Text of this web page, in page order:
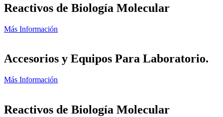
Reactivos de Biología Molecular
Más Información
Accesorios y Equipos Para Laboratorio.
Más Información
Reactivos de Biología Molecular